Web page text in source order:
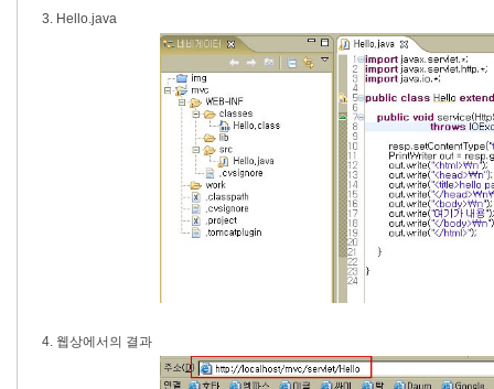
3. Hello.java
4. 웹상에서의 결과